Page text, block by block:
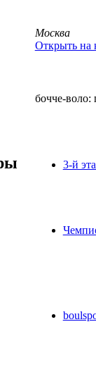
Москва
Открыть на
бочче-воло:
3-й